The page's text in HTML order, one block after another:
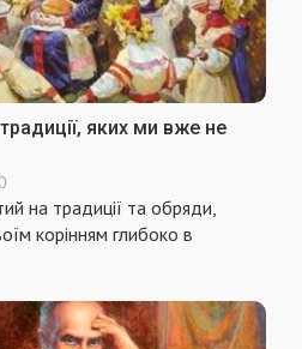
яких ми вже не
на традиції та обряди,
корінням глибоко в